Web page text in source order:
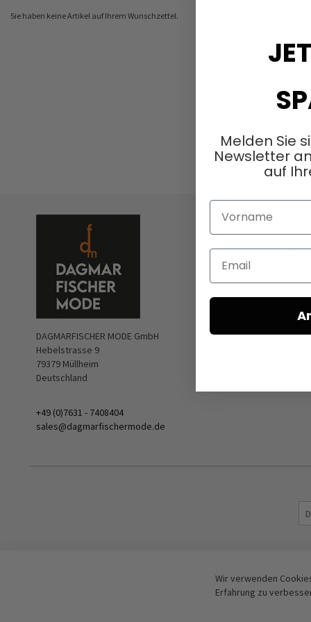
Sie haben keine Artikel auf Ihrem Wunschzettel.
DAGMARFISCHER MODE GmbH
Hebelstrasse 9
79379 Müllheim
Deutschland
+49 (0)7631 - 7408404
sales@dagmarfischermode.de
ÜBER UNS
Datenschutz
AGB
Wir verwenden
Erfahrung zu
Melden Sie
Newsletter
auf
Vorname
Email